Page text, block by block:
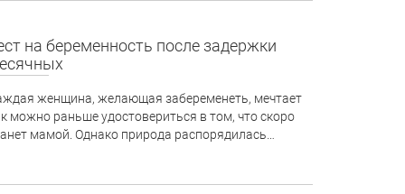
на беременность после задержки
женщина, желающая забеременеть, мечтает
можно раньше удостовериться в том, что скоро
мамой. Однако природа распорядилась…